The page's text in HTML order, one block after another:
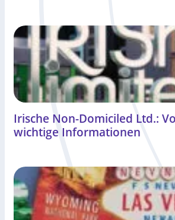
Irische Non-Domiciled Ltd.:
wichtige Informationen